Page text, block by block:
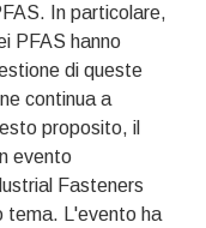
In particolare,
PFAS hanno
di queste
continua a
proposito, il
evento
Fasteners
tema. L'evento ha